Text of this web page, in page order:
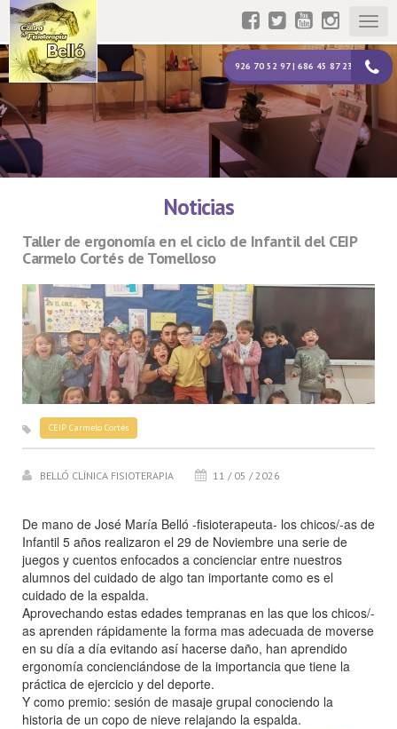
926 70 52 97 | 686 45 87 23
Noticias
Taller de ergonomía en el ciclo de Infantil del CEIP
Carmelo Cortés de Tomelloso
CEIP Carmelo Cortés
BELLÓ CLÍNICA FISIOTERAPIA 11 / 05 / 2026
De mano de José María Belló -fisioterapeuta- los chicos/-as de
Infantil 5 años realizaron el 29 de Noviembre una serie de
juegos y cuentos enfocados a concienciar entre nuestros
alumnos del cuidado de algo tan importante como es el
cuidado de la espalda.
Aprovechando estas edades tempranas en las que los chicos/-
as aprenden rápidamente la forma mas adecuada de moverse
en su día a día evitando así hacerse daño, han aprendido
ergonomía concienciándose de la importancia que tiene la
práctica de ejercicio y del deporte.
Y como premio: sesión de masaje grupal conociendo la
historia de un copo de nieve relajando la espalda.